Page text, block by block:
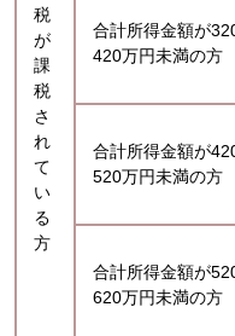
税
が
課
税
さ
れ
て
い
る
方
合計所得金額が
420万円未満の方
合計所得金額が
520万円未満の方
合計所得金額が
620万円未満の方